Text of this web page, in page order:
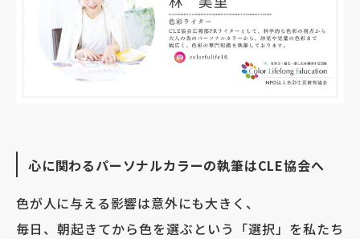
心に関わるパーソナルカラーの執筆はCLE協会へ
色が人に与える影響は意外にも大きく、
毎日、朝起きてから色を選ぶという「選択」を私たち